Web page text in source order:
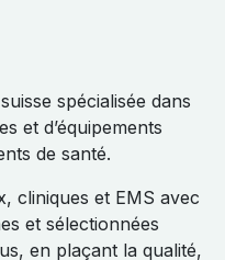
spécialisée dans
et d’équipements
de santé.
cliniques et EMS avec
et sélectionnées
en plaçant la qualité,